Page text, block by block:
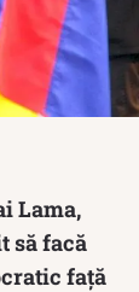
Lama,
să facă
față